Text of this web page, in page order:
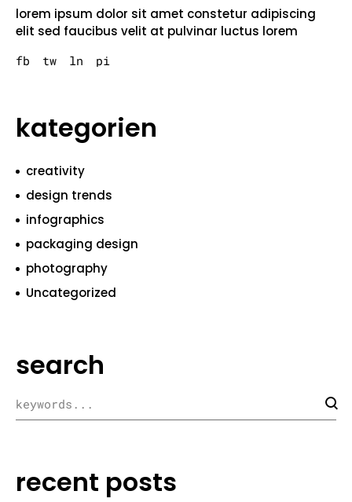
lorem ipsum dolor sit amet constetur adipiscing
elit sed faucibus velit at pulvinar luctus lorem
fb tw ln pi
kategorien
creativity
design trends
infographics
packaging design
photography
Uncategorized
search
recent posts